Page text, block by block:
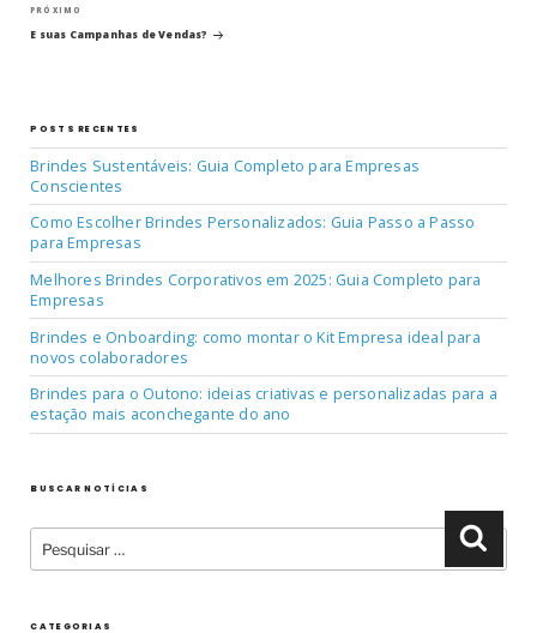
Post
Próximo
post
PRÓXIMO
E suas Campanhas de Vendas?
POSTS RECENTES
Brindes Sustentáveis: Guia Completo para Empresas
Conscientes
Como Escolher Brindes Personalizados: Guia Passo a Passo
para Empresas
Melhores Brindes Corporativos em 2025: Guia Completo para
Empresas
Brindes e Onboarding: como montar o Kit Empresa ideal para
novos colaboradores
Brindes para o Outono: ideias criativas e personalizadas para a
estação mais aconchegante do ano
BUSCAR NOTÍCIAS
CATEGORIAS